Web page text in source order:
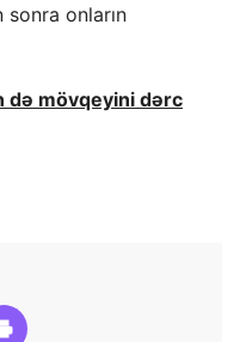
onların
də mövqeyini dərc